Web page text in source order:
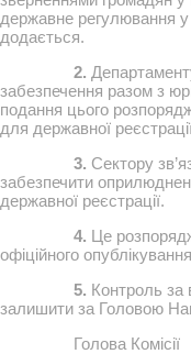
державне регулювання у
додається.
2.
забезпечення разом з
подання цього
для державної
3. Сектору
забезпечити
державної реєстрації.
4. Це
офіційного
5. Контроль за
залишити за Головою
Голова Комісії